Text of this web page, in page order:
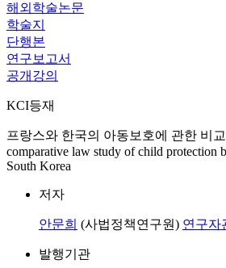
해외학술논문
학술지
단행본
연구보고서
공개강의
KCI등재
프랑스와 한국의 아동보호에 관한 비
comparative law study of child protection
South Korea
저자
안문희 (사법정책연구원) 연구자
발행기관